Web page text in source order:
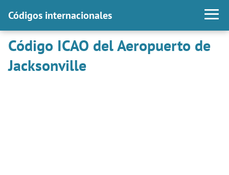
Códigos internacionales
Código ICAO del Aeropuerto de
Jacksonville